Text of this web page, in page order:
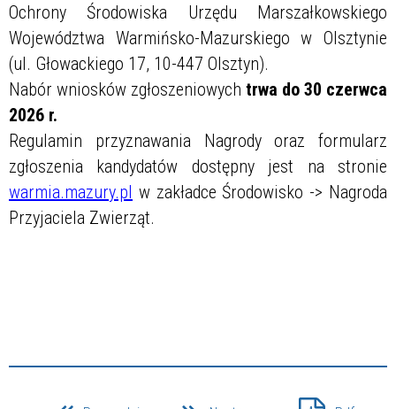
Ochrony Środowiska Urzędu Marszałkowskiego
Województwa Warmińsko-Mazurskiego w Olsztynie
(ul. Głowackiego 17, 10-447 Olsztyn).
Nabór wniosków zgłoszeniowych trwa do 30 czerwca
2026 r.
Regulamin przyznawania Nagrody oraz formularz
zgłoszenia kandydatów dostępny jest na stronie
warmia.mazury.pl w zakładce Środowisko -> Nagroda
Przyjaciela Zwierząt.